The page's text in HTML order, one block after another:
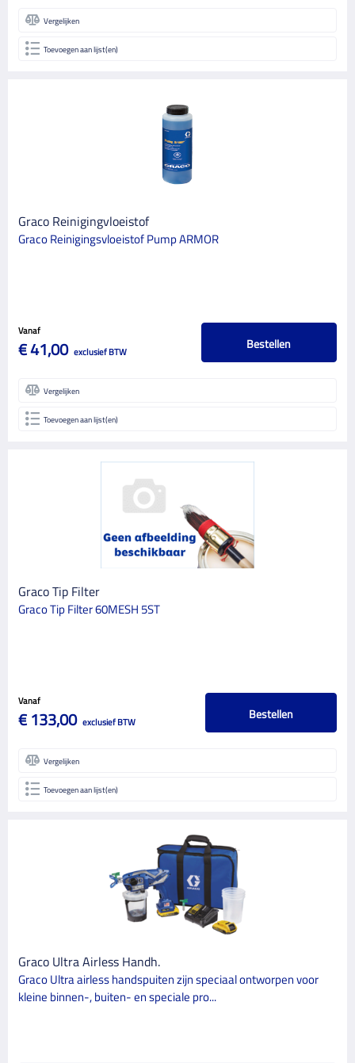
Vergelijken
Toevoegen aan lijst(en)
Graco Reinigingvloeistof
Graco Reinigingsvloeistof Pump ARMOR
Vanaf
€ 41,00 exclusief BTW Bestellen
Vergelijken
Toevoegen aan lijst(en)
Graco Tip Filter
Graco Tip Filter 60MESH 5ST
Vanaf
€ 133,00 exclusief BTW Bestellen
Vergelijken
Toevoegen aan lijst(en)
Graco Ultra Airless Handh.
Graco Ultra airless handspuiten zijn speciaal ontworpen voor
kleine binnen-, buiten- en speciale pro...